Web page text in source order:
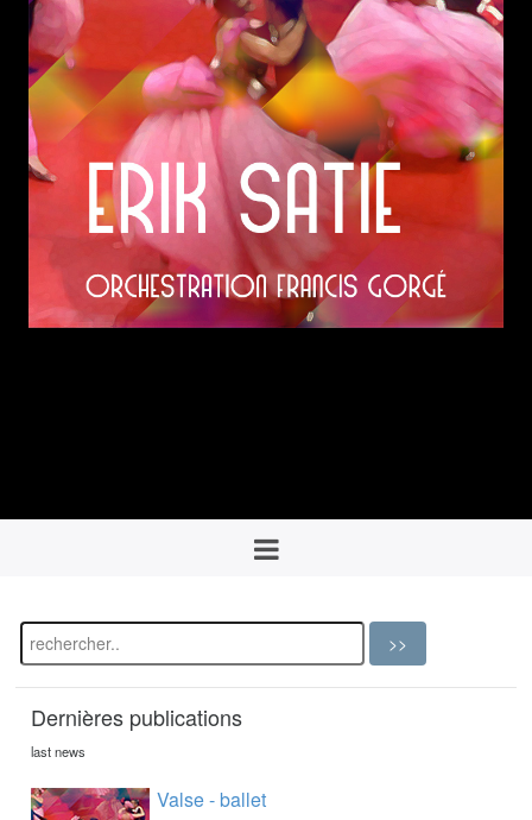
Dernières publications
last news
Valse - ballet